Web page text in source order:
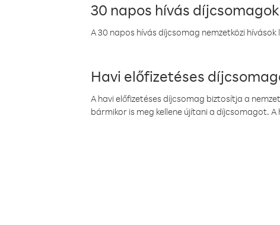
30 napos hívás díjcsomagok
A 30 napos hívás díjcsomag nemzetközi
Havi előfizetéses
A havi előfizetéses díjcsomag biztosítja a
bármikor is meg kellene újítani a díjcsomagot.